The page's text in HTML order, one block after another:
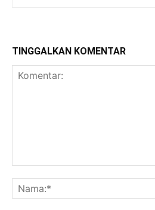
TINGGALKAN KOMENTAR